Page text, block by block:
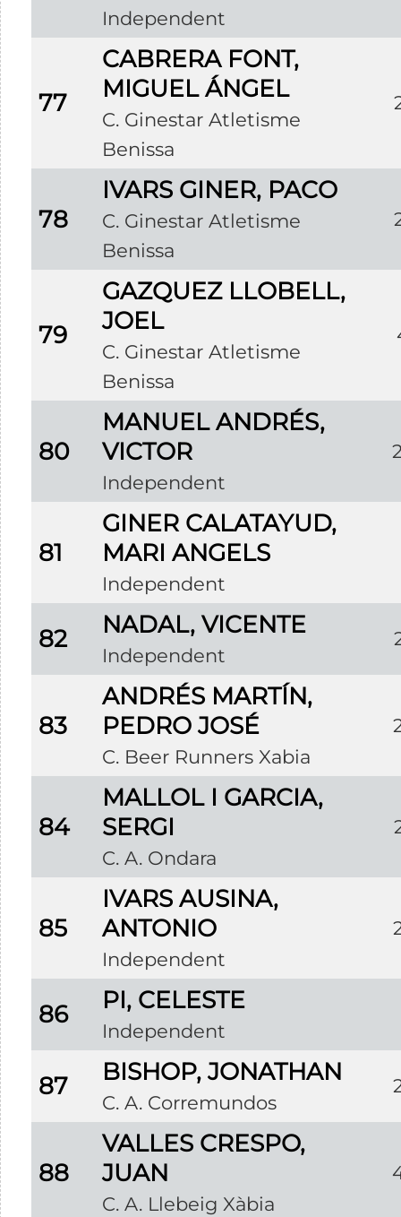
Independent
77
CABRERA FONT,
MIGUEL ÁNGEL
C. Ginestar Atletisme
Benissa
78
IVARS GINER, PACO
C. Ginestar Atletisme
Benissa
79
GAZQUEZ LLOBELL,
JOEL
C. Ginestar Atletisme
Benissa
80
MANUEL ANDRÉS,
VICTOR
Independent
81
GINER CALATAYUD,
MARI ANGELS
Independent
82 NADAL, VICENTE
Independent
83
ANDRÉS MARTÍN,
PEDRO JOSÉ
C. Beer Runners Xabia
84
MALLOL I GARCIA,
SERGI
C. A. Ondara
85
IVARS AUSINA,
ANTONIO
Independent
86 PI, CELESTE
Independent
87 BISHOP, JONATHAN
C. A. Corremundos
88
VALLES CRESPO,
JUAN
C. A. Llebeig Xàbia